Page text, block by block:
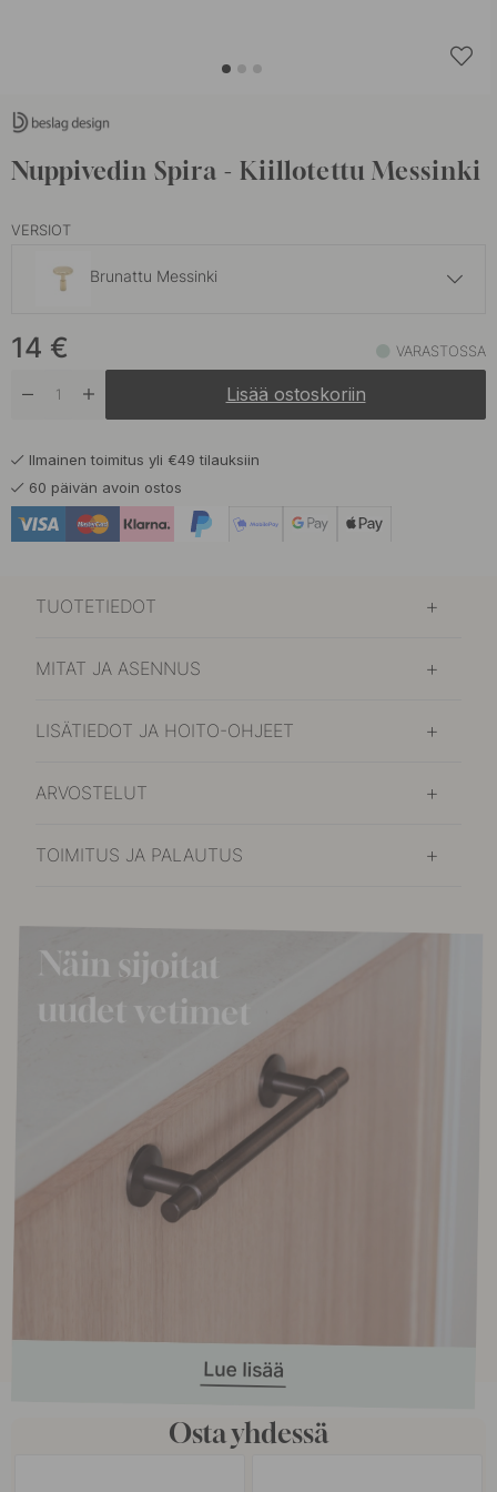
Nuppivedin Spira - Kiillotettu Messinki
VERSIOT
Brunattu Messinki
Varastossa
14 €
Tilapäisesti loppu
14 € VARASTOSSA
Lisää ostoskoriin
Ilmainen toimitus yli €49 tilauksiin
60 päivän avoin ostos
TUOTETIEDOT
MITAT JA ASENNUS
LISÄTIEDOT JA HOITO-OHJEET
ARVOSTELUT
TOIMITUS JA PALAUTUS
Osta yhdessä